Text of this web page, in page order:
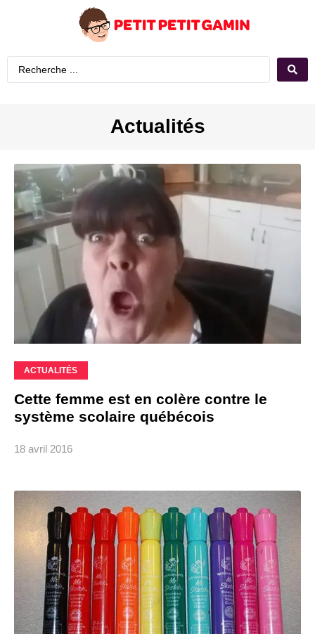
Actualités
ACTUALITÉS
Cette femme est en colère contre le
système scolaire québécois
18 avril 2016